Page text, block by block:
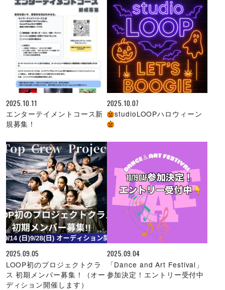
2025.10.11
エンターテイメントコース新
規募集！
2025.10.07
studioLOOPハロウィーン
2025.09.05
LOOP初のプロジェクトクラ
ス 初期メンバー募集！（オー
ディション開催します）
2025.09.04
「Dance and Art Festival」
参加決定！エントリー受付中